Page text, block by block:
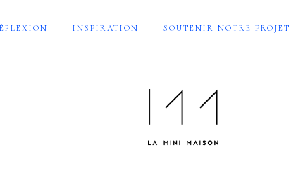
INSPIRATION SOUTENIR NOTRE PROJET